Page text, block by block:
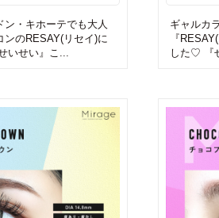
ン・キホーテでも大人
ンのRESAY(リセイ)に
いせい』こ...
ギャルカ
『
した♡ 『